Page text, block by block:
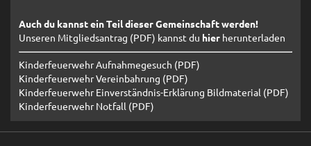
Auch du kannst ein Teil dieser Gemeinschaft werden!
Unseren Mitgliedsantrag (PDF) kannst du hier herunterladen
Kinderfeuerwehr Aufnahmegesuch (PDF)
Kinderfeuerwehr Vereinbahrung (PDF)
Kinderfeuerwehr Einverständnis-Erklärung Bildmaterial (PDF)
Kinderfeuerwehr Notfall (PDF)